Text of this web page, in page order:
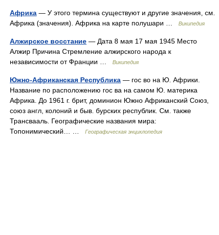
Африка — У этого термина существуют и другие значения, см.
Африка (значения). Африка на карте полушари …
Википедия
Алжирское восстание — Дата 8 мая 17 мая 1945 Место
Алжир Причина Стремление алжирского народа к
независимости от Франции …
Википедия
Южно-Африканская Республика — гос во на Ю. Африки.
Название по расположению гос ва на самом Ю. материка
Африка. До 1961 г. брит, доминион Южно Африканский Союз,
союз англ, колоний и быв. бурских республик. См. также
Трансвааль. Географические названия мира:
Топонимический… …
Географическая энциклопедия